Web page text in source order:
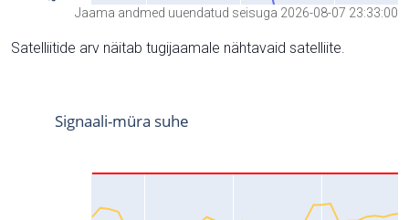
Jaama andmed uuendatud seisuga 2026-08-07 23:33:00
Satelliitide arv näitab tugijaamale nähtavaid satelliite.